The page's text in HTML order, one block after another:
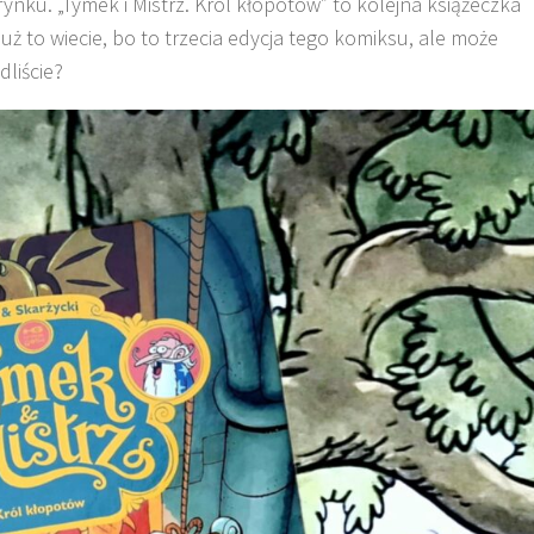
to wiecie, bo to trzecia edycja tego komiksu, ale może